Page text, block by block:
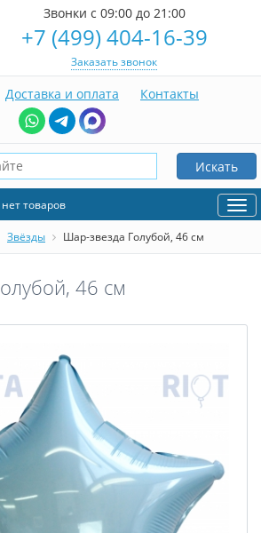
Звонки с 09:00 до 21:00
+7 (499) 404-16-39
Заказать звонок
Доставка и оплата Контакты
Искать
товаров
Звёзды Шар-звезда Голубой, 46 см
46 см